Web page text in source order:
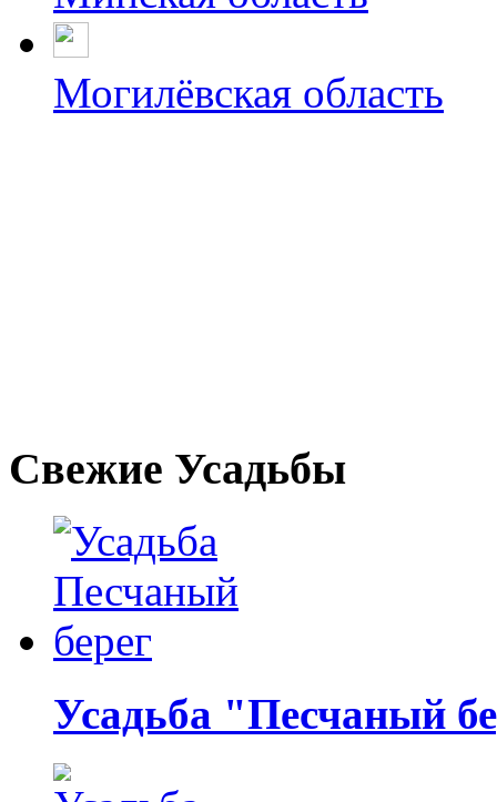
Могилёвская область
Свежие Усадьбы
Усадьба "Песчаный